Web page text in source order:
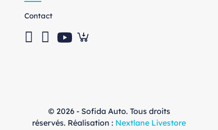
Contact
© 2026 - Sofida Auto. Tous droits
réservés. Réalisation : Nextlane Livestore